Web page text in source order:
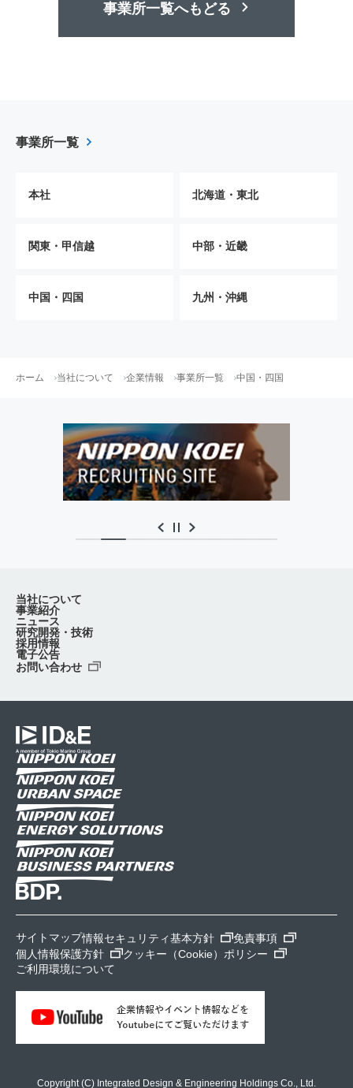
事業所一覧へもどる
事業所一覧
本社 北海道・東北
関東・甲信越 中部・近畿
中国・四国 九州・沖縄
ホーム 当社について 企業情報 事業所一覧 中国・四国
当社について
事業紹介
ニュース
研究開発・技術
採用情報
電子公告
お問い合わせ
サイトマップ情報セキュリティ基本方針
免責事項
個人情報保護方針
クッキー（Cookie）ポリシー
ご利用環境について
Copyright (C) Integrated Design & Engineering Holdings Co., Ltd.